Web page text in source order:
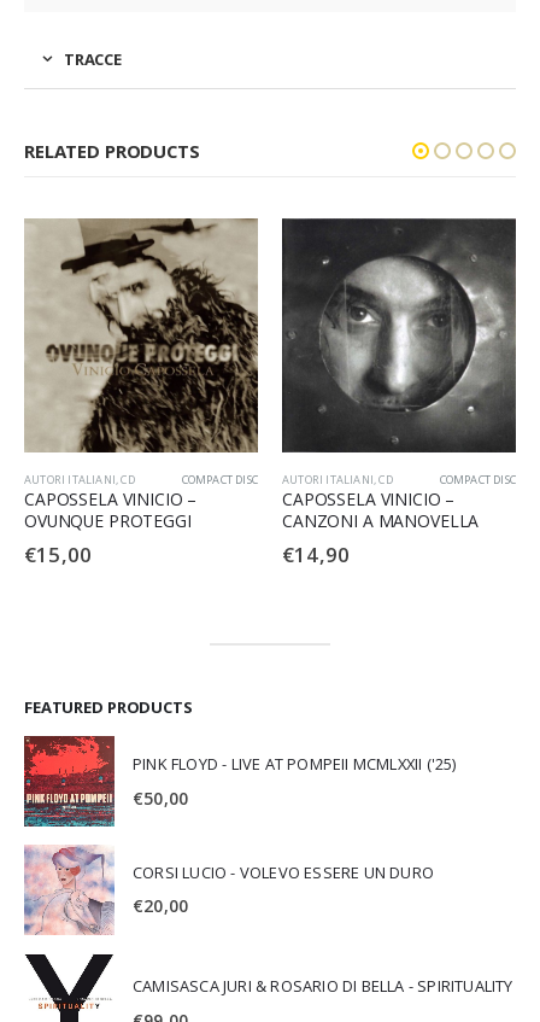
TRACCE
RELATED PRODUCTS
COMPACT DISC
AUTORI ITALIANI,CD
CAPOSSELA VINICIO –
OVUNQUE PROTEGGI
€15,00
COMPACT DISC
AUTORI ITALIANI,CD
CAPOSSELA VINICIO –
CANZONI A MANOVELLA
€14,90
FEATURED PRODUCTS
PINK FLOYD - LIVE AT POMPEII MCMLXXII ('25)
€50,00
CORSI LUCIO - VOLEVO ESSERE UN DURO
€20,00
CAMISASCA JURI & ROSARIO DI BELLA - SPIRITUALITY